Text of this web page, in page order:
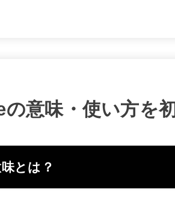
の意味・使い方を
とは？